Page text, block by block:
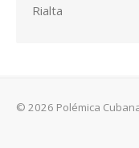
Rialta
© 2026 Polémica